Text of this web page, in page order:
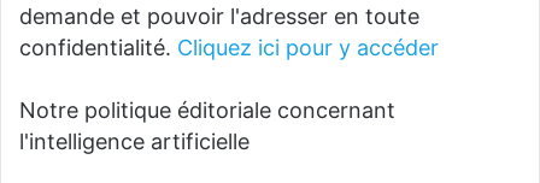
demande et pouvoir l'adresser en toute
confidentialité. Cliquez ici pour y accéder
Notre politique éditoriale concernant
l'intelligence artificielle